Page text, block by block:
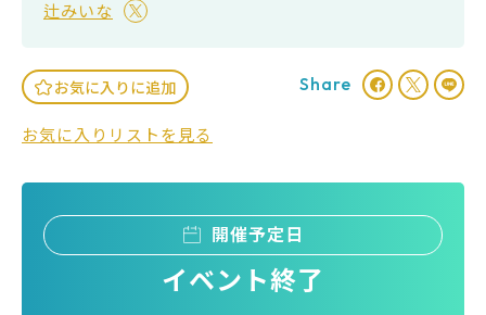
辻みいな
お気に入りに追加
お気に入りリストを見る
Share
開催予定日
イベント終了